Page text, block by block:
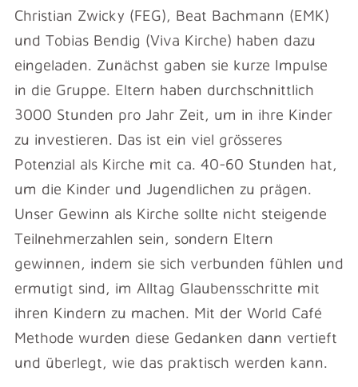
Christian Zwicky (FEG), Beat Bachmann (EMK)
und Tobias Bendig (Viva Kirche) haben dazu
eingeladen. Zunächst gaben sie kurze Impulse
in die Gruppe. Eltern haben durchschnittlich
3000 Stunden pro Jahr Zeit, um in ihre Kinder
zu investieren. Das ist ein viel grösseres
Potenzial als Kirche mit ca. 40-60 Stunden hat,
um die Kinder und Jugendlichen zu prägen.
Unser Gewinn als Kirche sollte nicht steigende
Teilnehmerzahlen sein, sondern Eltern
gewinnen, indem sie sich verbunden fühlen und
ermutigt sind, im Alltag Glaubensschritte mit
ihren Kindern zu machen. Mit der World Café
Methode wurden diese Gedanken dann vertieft
und überlegt, wie das praktisch werden kann.